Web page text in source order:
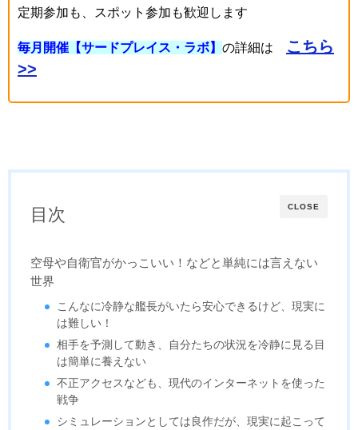
定期参加も、スポット参加も歓迎します
毎月開催【サードプレイス・ラボ】 の詳細は
こちら
>>
CLOSE
目次
空母や自衛官がかっこいい！などと単純には言えない
世界
こんなに冷静な艦長がいたら安心できるけど、現実に
は難しい！
相手を予測して動き、自分たちの状況を冷静に見る目
は簡単に養えない
不正アクセスなども、現代のインターネットを使った
戦争
シミュレーションとしては良作だが、現実に起こって